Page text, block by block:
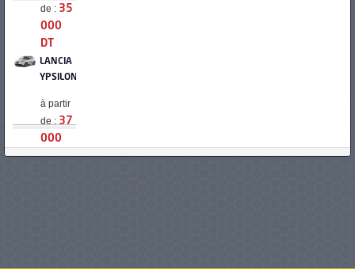
de : 35
000
DT
LANCIA
YPSILON
à partir
de : 37
000
DT